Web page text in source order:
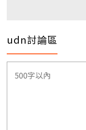
udn討論區